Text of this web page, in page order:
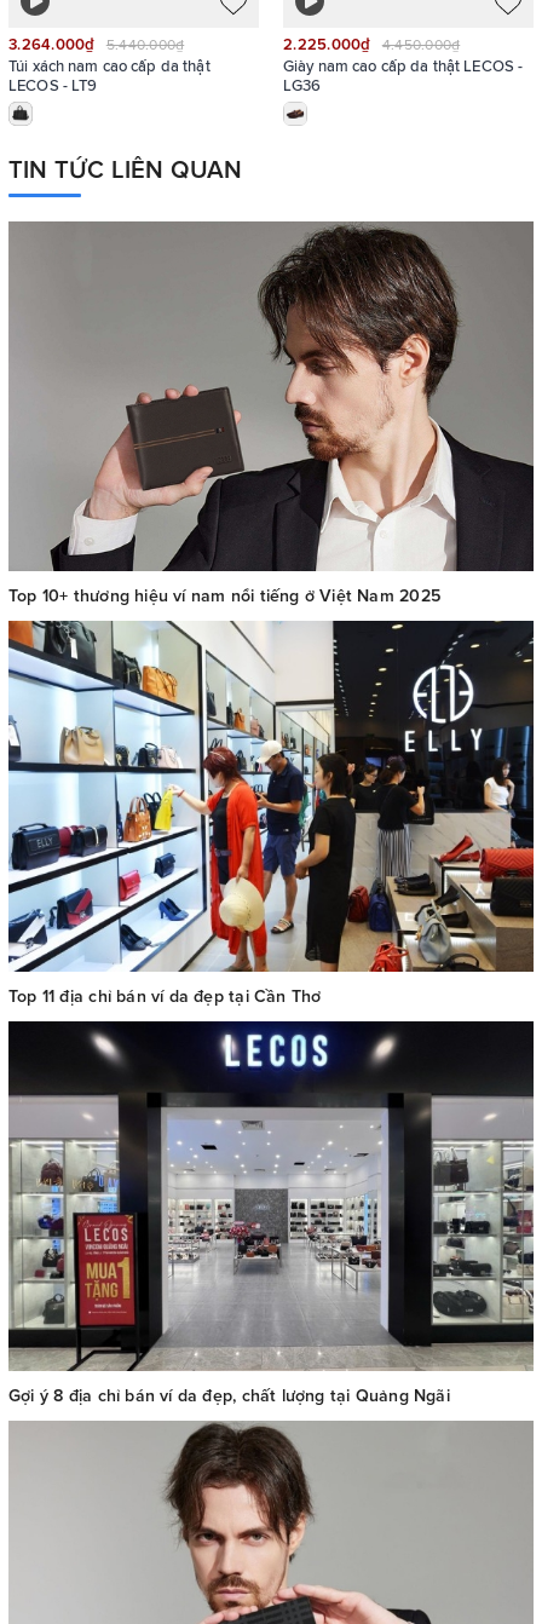
3.264.000₫ 5.440.000₫
Túi xách nam cao cấp da thật
LECOS - LT9
2.225.000₫ 4.450.000₫
Giày nam cao cấp da thật LECOS -
LG36
TIN TỨC LIÊN QUAN
Top 10+ thương hiệu ví nam nổi tiếng ở Việt Nam 2025
Top 11 địa chỉ bán ví da đẹp tại Cần Thơ
Gợi ý 8 địa chỉ bán ví da đẹp, chất lượng tại Quảng Ngãi